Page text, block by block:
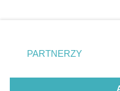
Gliwice
prywatności znajdujący
. Niektóre rodzaje
zgody użytkownika, ale
takiemu przetwarzaniu.
PARTNERZY